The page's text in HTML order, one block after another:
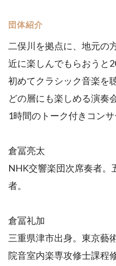
団体紹介
二俣川を拠点に、地元の
近に楽しんでもらおうと
初めてクラシック音楽を
どの層にも楽しめる演奏
1時間のトーク付きコンサ
倉冨亮太
NHK交響楽団次席奏者。
者。
倉冨礼加
三重県津市出身。東京藝
院音室内楽専攻修士課程